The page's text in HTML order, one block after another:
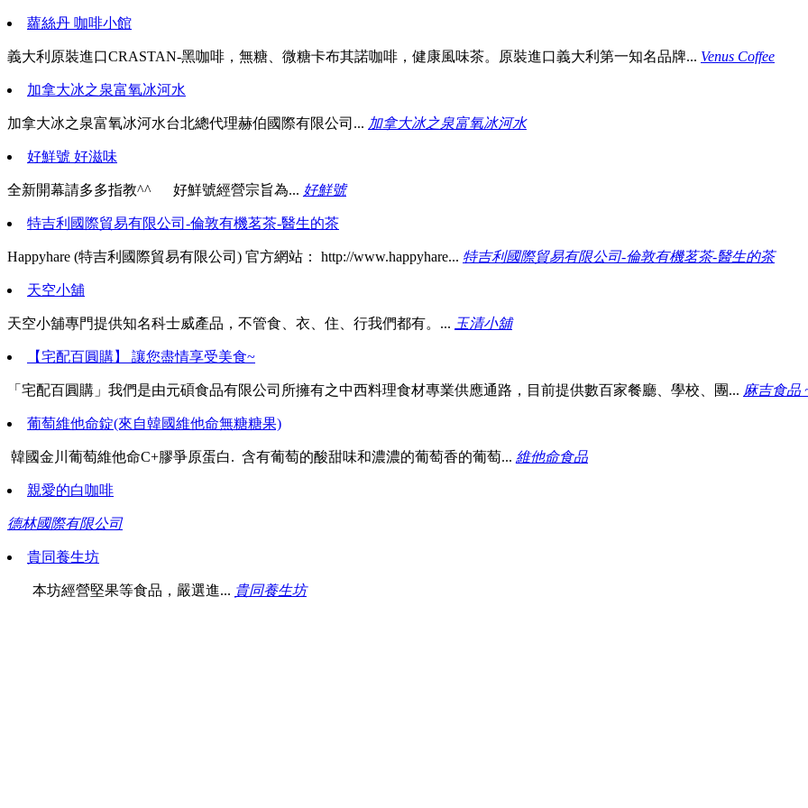
蘿絲丹 咖啡小館
義大利原裝進口CRASTAN-黑咖啡，無糖、微糖卡布其諾咖啡，健康風味茶。原裝進口義大利第一知名品牌... Venus Coffee
加拿大冰之泉富氧冰河水
加拿大冰之泉富氧冰河水台北總代理赫伯國際有限公司... 加拿大冰之泉富氧冰河水
好鮮號 好滋味
全新開幕請多多指教^^ 好鮮號經營宗旨為... 好鮮號
特吉利國際貿易有限公司-倫敦有機茗茶-醫生的茶
Happyhare (特吉利國際貿易有限公司) 官方網站： http://www.happyhare... 特吉利國際貿易有限公司-倫敦有機茗茶-醫生的茶
天空小舖
天空小舖專門提供知名科士威產品，不管食、衣、住、行我們都有。... 玉清小舖
【宅配百圓購】 讓您盡情享受美食~
「宅配百圓購」我們是由元碩食品有限公司所擁有之中西料理食材專業供應通路，目前提供數百家餐廳、學校、團... 麻吉食品
葡萄維他命錠(來自韓國維他命無糖糖果)
韓國金川葡萄維他命C+膠爭原蛋白. 含有葡萄的酸甜味和濃濃的葡萄香的葡萄... 維他命食品
親愛的白咖啡
德林國際有限公司
貴同養生坊
本坊經營堅果等食品，嚴選進... 貴同養生坊